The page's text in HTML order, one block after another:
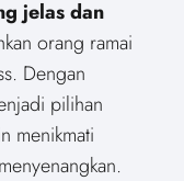
jelas dan
orang ramai
Dengan
pilihan
menikmati